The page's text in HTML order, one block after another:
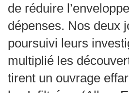
de réduire
dépenses. Nos deux
poursuivi leurs
multiplié les
tirent un ouvrage